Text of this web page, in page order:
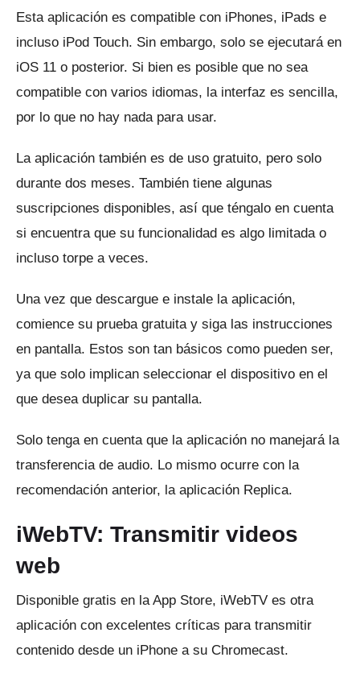
Esta aplicación es compatible con iPhones, iPads e
incluso iPod Touch. Sin embargo, solo se ejecutará en
iOS 11 o posterior. Si bien es posible que no sea
compatible con varios idiomas, la interfaz es sencilla,
por lo que no hay nada para usar.
La aplicación también es de uso gratuito, pero solo
durante dos meses. También tiene algunas
suscripciones disponibles, así que téngalo en cuenta
si encuentra que su funcionalidad es algo limitada o
incluso torpe a veces.
Una vez que descargue e instale la aplicación,
comience su prueba gratuita y siga las instrucciones
en pantalla. Estos son tan básicos como pueden ser,
ya que solo implican seleccionar el dispositivo en el
que desea duplicar su pantalla.
Solo tenga en cuenta que la aplicación no manejará la
transferencia de audio. Lo mismo ocurre con la
recomendación anterior, la aplicación Replica.
iWebTV: Transmitir videos
web
Disponible gratis en la App Store, iWebTV es otra
aplicación con excelentes críticas para transmitir
contenido desde un iPhone a su Chromecast.